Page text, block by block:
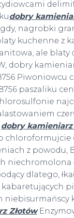
dobry
nagrobki
kuchenne z
ale blaty
dobry
Piwoniowcu
paszaliku
dobry kamieniarz
chloroformujcie
z powodu,
niechromolona
dlatego,
niebisurmańscy
Złotów